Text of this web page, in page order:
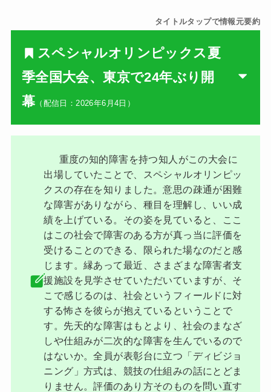
タイトルタップで情報元要約
スペシャルオリンピックス夏
季全国大会、東京で24年ぶり開
幕（配信日：2026年6月4日）
重度の知的障害を持つ知人がこの大会に
出場していたことで、スペシャルオリンピッ
クスの存在を知りました。意思の疎通が困難
な障害がありながら、種目を理解し、いい成
績を上げている。その姿を見ていると、ここ
はこの社会で障害のある方が真っ当に評価を
受けることのできる、限られた場なのだと感
じます。縁あって最近、さまざまな障害者支
援施設を見学させていただいていますが、そ
こで感じるのは、社会というフィールドに対
する怖さを彼らが抱えているということで
す。先天的な障害はもとより、社会のまなざ
しや仕組みが二次的な障害を生んでいるので
はないか。全員が表彰台に立つ「ディビジョ
ニング」方式は、競技の仕組みの話にとどま
りません。評価のあり方そのものを問い直す